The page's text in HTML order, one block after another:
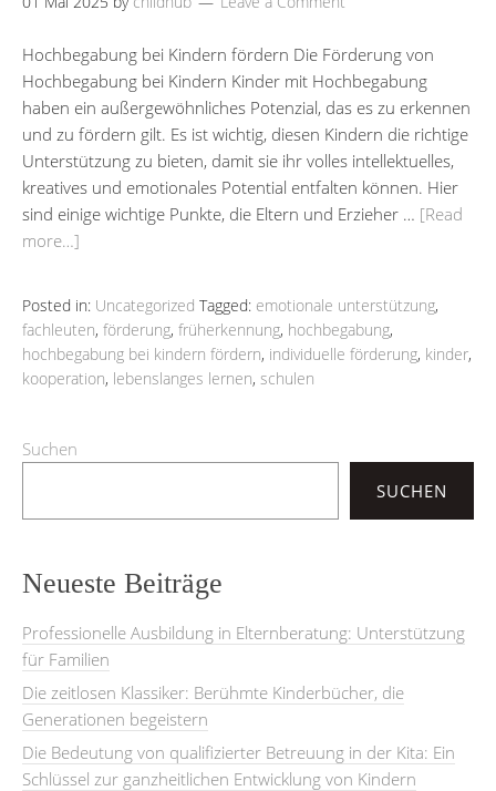
Hochbegabung bei Kindern fördern Die Förderung von
Hochbegabung bei Kindern Kinder mit Hochbegabung
haben ein außergewöhnliches Potenzial, das es zu erkennen
und zu fördern gilt. Es ist wichtig, diesen Kindern die richtige
Unterstützung zu bieten, damit sie ihr volles intellektuelles,
kreatives und emotionales Potential entfalten können. Hier
sind einige wichtige Punkte, die Eltern und Erzieher … [Read
more…]
Posted in: Uncategorized Tagged: emotionale unterstützung,
fachleuten, förderung, früherkennung, hochbegabung,
hochbegabung bei kindern fördern, individuelle förderung, kinder,
kooperation, lebenslanges lernen, schulen
Suchen
SUCHEN
Neueste Beiträge
Professionelle Ausbildung in Elternberatung: Unterstützung
für Familien
Die zeitlosen Klassiker: Berühmte Kinderbücher, die
Generationen begeistern
Die Bedeutung von qualifizierter Betreuung in der Kita: Ein
Schlüssel zur ganzheitlichen Entwicklung von Kindern